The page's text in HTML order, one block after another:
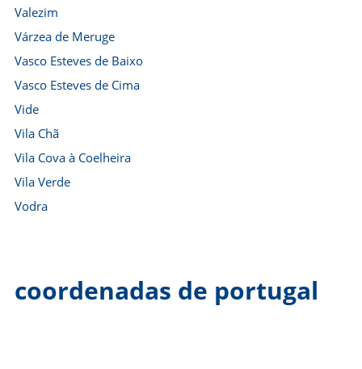
Valezim
Várzea de Meruge
Vasco Esteves de Baixo
Vasco Esteves de Cima
Vide
Vila Chã
Vila Cova à Coelheira
Vila Verde
Vodra
coordenadas de portugal